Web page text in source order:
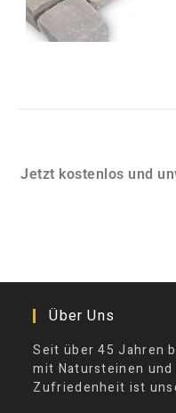
Jetzt kostenlos und
Über Uns
Seit über 45 Jahren
mit Natursteinen
Zufriedenheit ist